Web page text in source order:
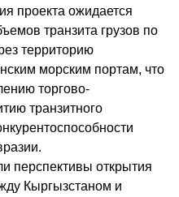
проекта ожидается
транзита грузов по
территорию
морским портам, что
торгово-
транзитного
перспективы открытия
Кыргызстаном и